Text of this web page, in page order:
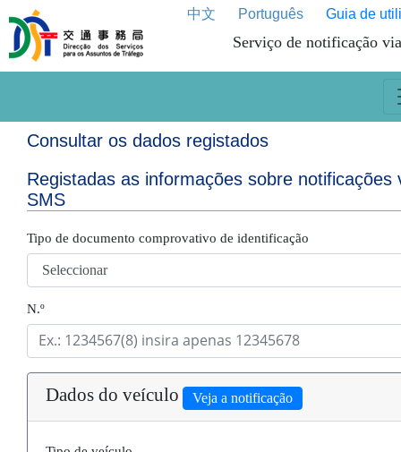
中文 Português Guia de
Serviço de notificação
Consultar os dados registados
Registadas as informações sobre notificações
SMS
Tipo de documento comprovativo de identificação
N.º
Dados do veículo Veja a notificação